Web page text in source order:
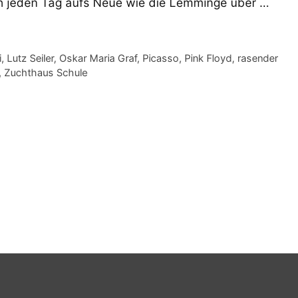
jeden Tag aufs Neue wie die Lemminge über …
, Lutz Seiler, Oskar Maria Graf, Picasso, Pink Floyd, rasender
, Zuchthaus Schule